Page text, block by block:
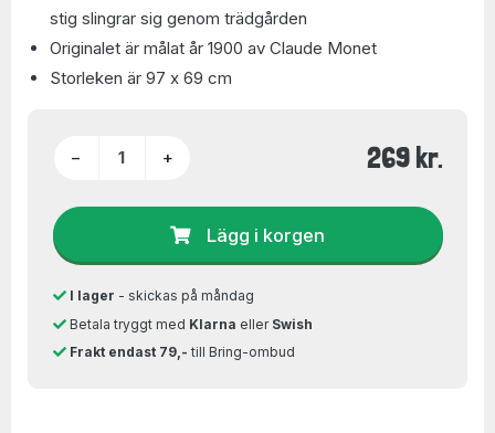
stig slingrar sig genom trädgården
Originalet är målat år 1900 av Claude Monet
Storleken är 97 x 69 cm
− + 269 kr.
Lägg i korgen
I lager - skickas på måndag
Betala tryggt med Klarna eller Swish
Frakt endast 79,- till Bring-ombud